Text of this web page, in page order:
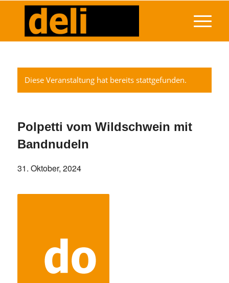
Diese Veranstaltung hat bereits stattgefunden.
Polpetti vom Wildschwein mit
Bandnudeln
31. Oktober, 2024